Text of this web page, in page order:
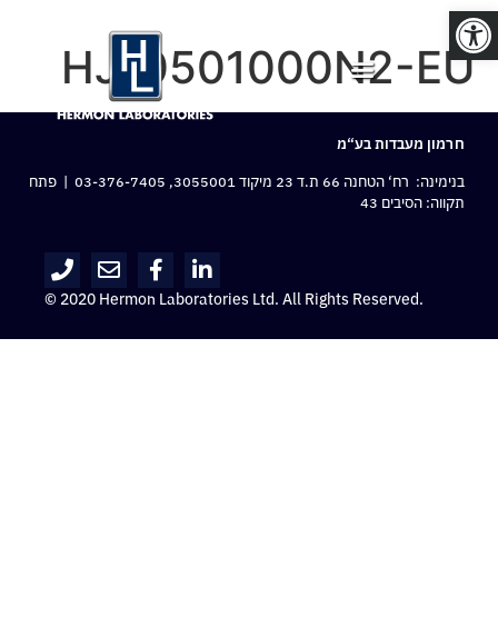
פתח סרגל נגישות
HJ-0501000N2-EU
חרמון מעבדות בע“מ
בנימינה: רח‘ הטחנה 66 ת.ד 23 מיקוד 3055001,
03-376-7405 | פתח
תקווה: הסיבים 43
© 2020 Hermon Laboratories Ltd. All Rights Reserved.